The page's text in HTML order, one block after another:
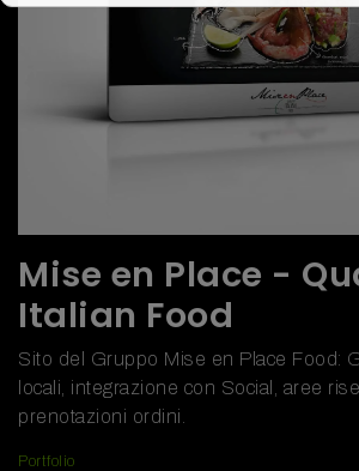
Mise en Place -
Italian Food
Sito del Gruppo Mise en Place Food:
locali, integrazione con Social, aree
prenotazioni ordini.
Portfolio